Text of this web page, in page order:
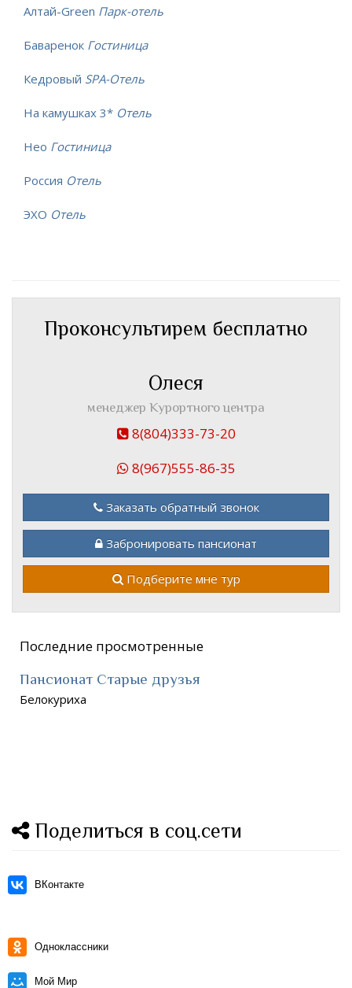
Алтай-Green Парк-отель
Баваренок Гостиница
Кедровый SPA-Отель
На камушках 3* Отель
Нео Гостиница
Россия Отель
ЭХО Отель
Проконсультирем бесплатно
Олеся
менеджер Курортного центра
8(804)333-73-20
8(967)555-86-35
Заказать обратный звонок
Забронировать пансионат
Подберите мне тур
Последние просмотренные
Пансионат Старые друзья
Белокуриха
Поделиться в соц.сети
ВКонтакте
Одноклассники
Мой Мир